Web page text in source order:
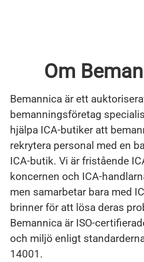
Om
Bemannica är ett
bemanningsföretag
hjälpa ICA-butiker att
rekrytera personal med en
ICA-butik. Vi är fristående
koncernen och ICA-
men samarbetar bara med
brinner för att lösa deras
Bemannica är ISO-
och miljö enligt
14001.